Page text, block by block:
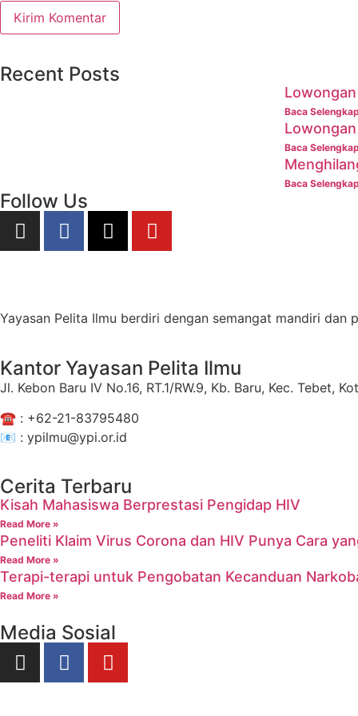
Recent Posts
Baca
Baca
Baca
Follow Us
Yayasan Pelita Ilmu berdiri dengan semangat mandiri
Kantor Yayasan Pelita Ilmu
Jl. Kebon Baru IV No.16, RT.1/RW.9, Kb. Baru, Kec. Tebet,
☎️ : +62-21-83795480
📧 : ypilmu@ypi.or.id
Cerita Terbaru
Kisah Mahasiswa Berprestasi Pengidap HIV
Read More »
Peneliti Klaim Virus Corona dan HIV Punya Cara
Read More »
Terapi-terapi untuk Pengobatan Kecanduan
Read More »
Media Sosial